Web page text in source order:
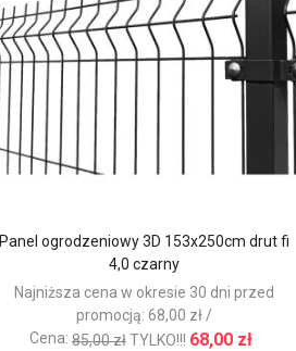
Panel ogrodzeniowy 3D 153x250cm drut fi
4,0 czarny
Najniższa cena w okresie 30 dni przed
promocją: 68,00 zł /
Cena: 85,00 złTYLKO!!! 68,00 zł